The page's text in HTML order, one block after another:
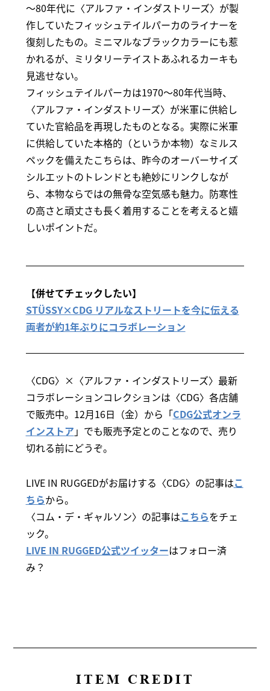
～80年代に〈アルファ・インダストリーズ〉が製
作していたフィッシュテイルパーカのライナーを
復刻したもの。ミニマルなブラックカラーにも惹
かれるが、ミリタリーテイストあふれるカーキも
見逃せない。
フィッシュテイルパーカは1970～80年代当時、
〈アルファ・インダストリーズ〉が米軍に供給し
ていた官給品を再現したものとなる。実際に米軍
に供給していた本格的（というか本物）なミルス
ペックを備えたこちらは、昨今のオーバーサイズ
シルエットのトレンドとも絶妙にリンクしなが
ら、本物ならではの無骨な空気感も魅力。防寒性
の高さと頑丈さも長く着用することを考えると嬉
しいポイントだ。
【併せてチェックしたい】
STÜSSY×CDG リアルなストリートを今に伝える
両者が約1年ぶりにコラボレーション
〈CDG〉×〈アルファ・インダストリーズ〉最新
コラボレーションコレクションは〈CDG〉各店舗
で販売中。12月16日（金）から「CDG公式オンラ
インストア 」でも販売予定とのことなので、売り
切れる前にどうぞ。
LIVE IN RUGGEDがお届けする〈CDG〉の記事はこ
ちらから。
〈コム・デ・ギャルソン〉の記事はこちらをチェ
ック。
LIVE IN RUGGED公式ツイッターはフォロー済
み？
ITEM CREDIT